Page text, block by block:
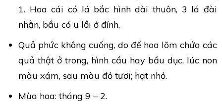
1. Hoa cái có lá bắc hình dài thuôn, 3 lá đài
nhẵn, bầu có u lồi ở đỉnh.
Quả phức không cuống, do đế hoa lõm chứa các
quả thật ở trong, hình cầu hay bầu dục, lúc non
màu xám, sau màu đỏ tươi; hạt nhỏ.
Mùa hoa: tháng 9 – 2.